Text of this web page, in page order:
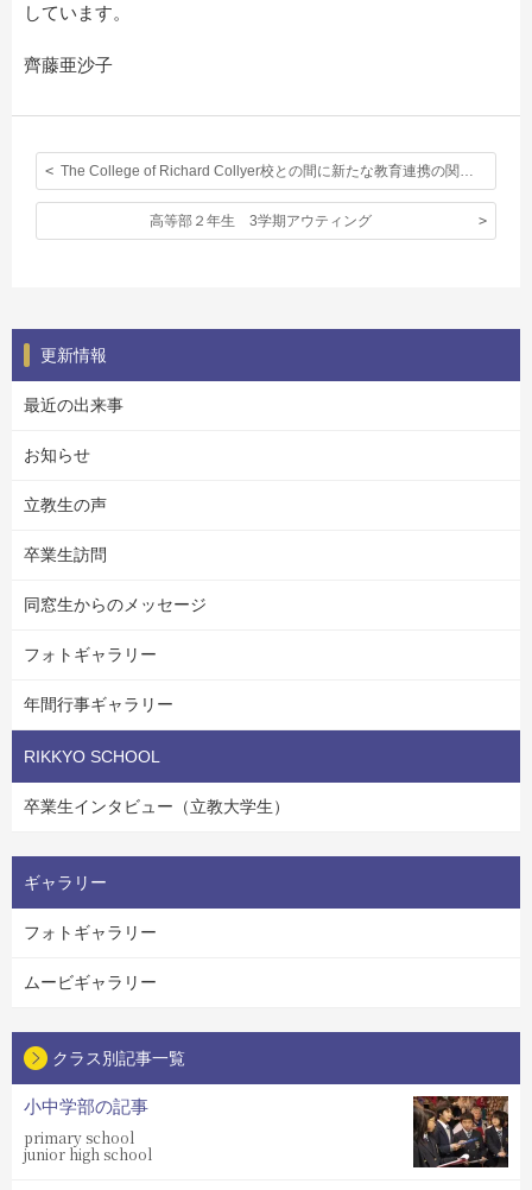
しています。
齊藤亜沙子
高等部２年生 3学期アウティング
更新情報
最近の出来事
お知らせ
立教生の声
卒業生訪問
同窓生からのメッセージ
フォトギャラリー
年間行事ギャラリー
RIKKYO SCHOOL
卒業生インタビュー（立教大学生）
ギャラリー
フォトギャラリー
ムービギャラリー
クラス別記事一覧
小中学部の記事
primary school
junior high school